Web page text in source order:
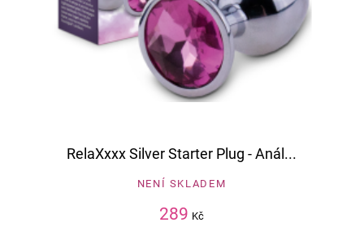
RelaXxxx Silver Starter Plug - Anál...
NENÍ SKLADEM
289 Kč